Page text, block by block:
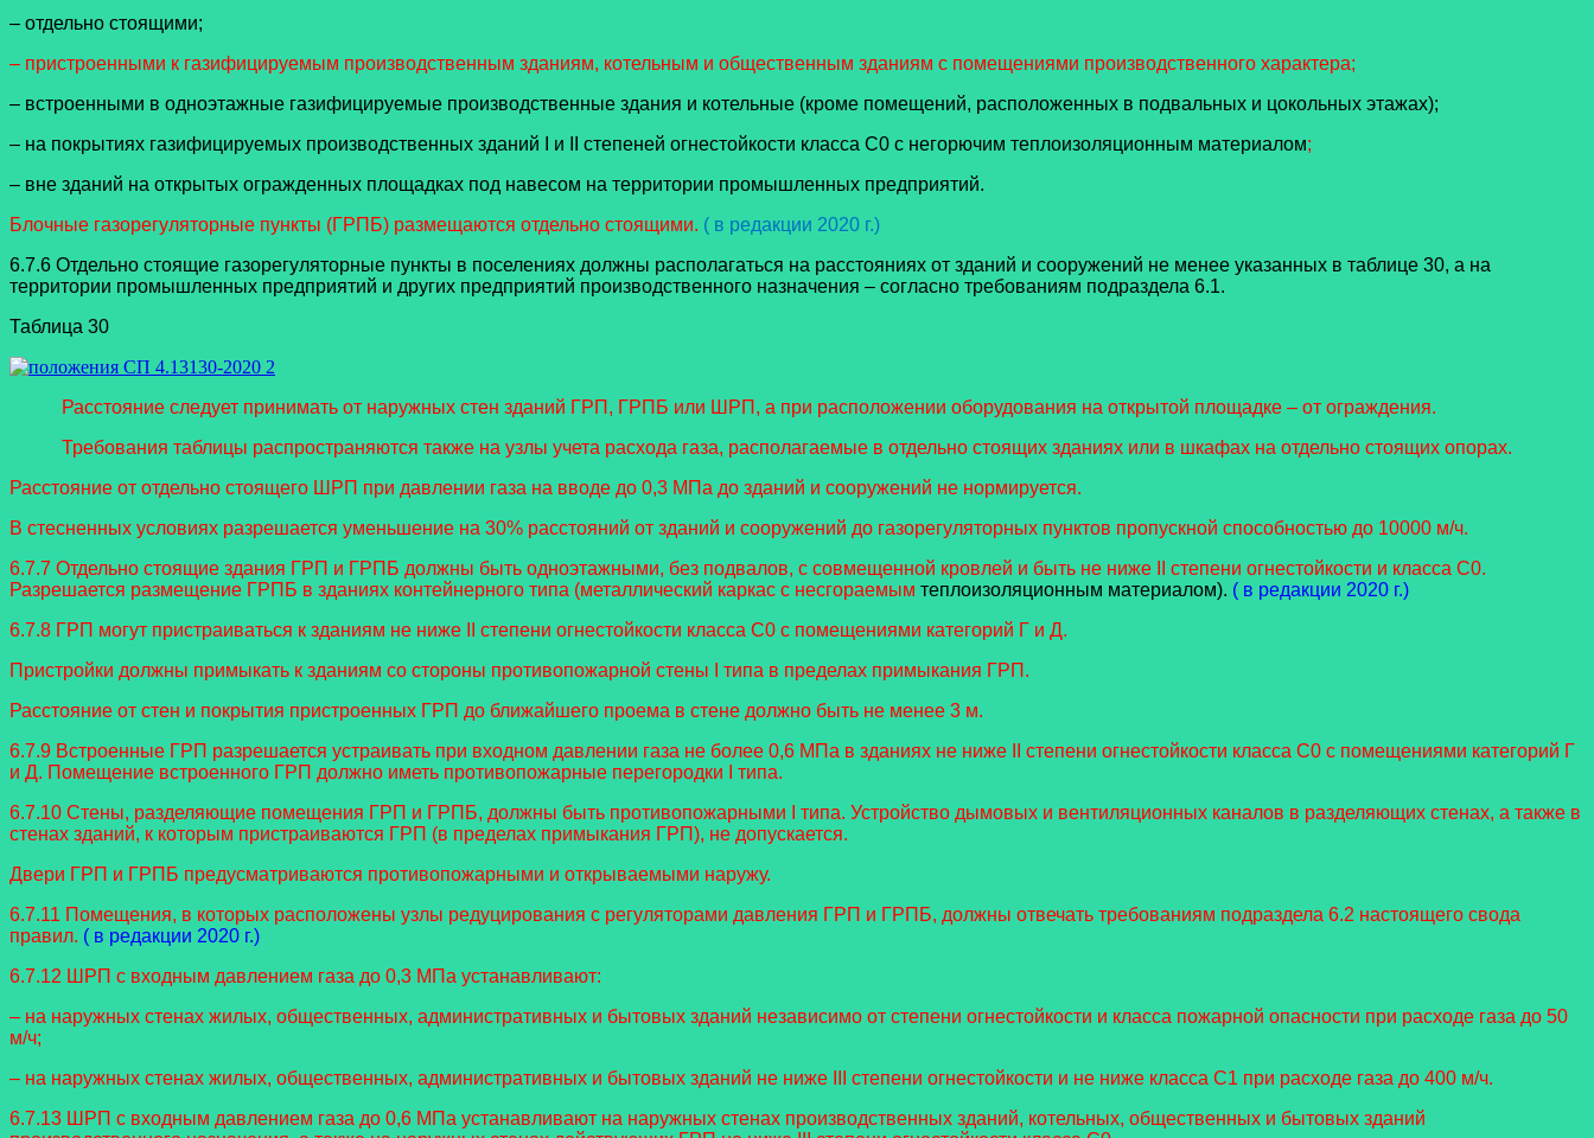
– отдельно стоящими;
– пристроенными к газифицируемым производственным зданиям, котельным и общественным зданиям с помещениями производственного характера;
– встроенными в одноэтажные газифицируемые производственные здания и котельные (кроме помещений, расположенных в подвальных и цокольных этажах);
– на покрытиях газифицируемых производственных зданий I и II степеней огнестойкости класса С0 с негорючим теплоизоляционным материалом;
– вне зданий на открытых огражденных площадках под навесом на территории промышленных предприятий.
Блочные газорегуляторные пункты (ГРПБ) размещаются отдельно стоящими. ( в редакции 2020 г.)
6.7.6 Отдельно стоящие газорегуляторные пункты в поселениях должны располагаться на расстояниях от зданий и сооружений не менее указанных в таблице 30, а на
территории промышленных предприятий и других предприятий производственного назначения – согласно требованиям подраздела 6.1.
Таблица 30
Расстояние следует принимать от наружных стен зданий ГРП, ГРПБ или ШРП, а при расположении оборудования на открытой площадке – от ограждения.
Требования таблицы распространяются также на узлы учета расхода газа, располагаемые в отдельно стоящих зданиях или в шкафах на отдельно стоящих опорах.
Расстояние от отдельно стоящего ШРП при давлении газа на вводе до 0,3 МПа до зданий и сооружений не нормируется.
В стесненных условиях разрешается уменьшение на 30% расстояний от зданий и сооружений до газорегуляторных пунктов пропускной способностью до 10000 м/ч.
6.7.7 Отдельно стоящие здания ГРП и ГРПБ должны быть одноэтажными, без подвалов, с совмещенной кровлей и быть не ниже II степени огнестойкости и класса С0.
Разрешается размещение ГРПБ в зданиях контейнерного типа (металлический каркас с несгораемым теплоизоляционным материалом). ( в редакции 2020 г.)
6.7.8 ГРП могут пристраиваться к зданиям не ниже II степени огнестойкости класса С0 с помещениями категорий Г и Д.
Пристройки должны примыкать к зданиям со стороны противопожарной стены I типа в пределах примыкания ГРП.
Расстояние от стен и покрытия пристроенных ГРП до ближайшего проема в стене должно быть не менее 3 м.
6.7.9 Встроенные ГРП разрешается устраивать при входном давлении газа не более 0,6 МПа в зданиях не ниже II степени огнестойкости класса С0 с помещениями категорий Г
и Д. Помещение встроенного ГРП должно иметь противопожарные перегородки I типа.
6.7.10 Стены, разделяющие помещения ГРП и ГРПБ, должны быть противопожарными I типа. Устройство дымовых и вентиляционных каналов в разделяющих стенах, а также в
стенах зданий, к которым пристраиваются ГРП (в пределах примыкания ГРП), не допускается.
Двери ГРП и ГРПБ предусматриваются противопожарными и открываемыми наружу.
6.7.11 Помещения, в которых расположены узлы редуцирования с регуляторами давления ГРП и ГРПБ, должны отвечать требованиям подраздела 6.2 настоящего свода
правил. ( в редакции 2020 г.)
6.7.12 ШРП с входным давлением газа до 0,3 МПа устанавливают:
– на наружных стенах жилых, общественных, административных и бытовых зданий независимо от степени огнестойкости и класса пожарной опасности при расходе газа до 50
м/ч;
– на наружных стенах жилых, общественных, административных и бытовых зданий не ниже III степени огнестойкости и не ниже класса С1 при расходе газа до 400 м/ч.
6.7.13 ШРП с входным давлением газа до 0,6 МПа устанавливают на наружных стенах производственных зданий, котельных, общественных и бытовых зданий